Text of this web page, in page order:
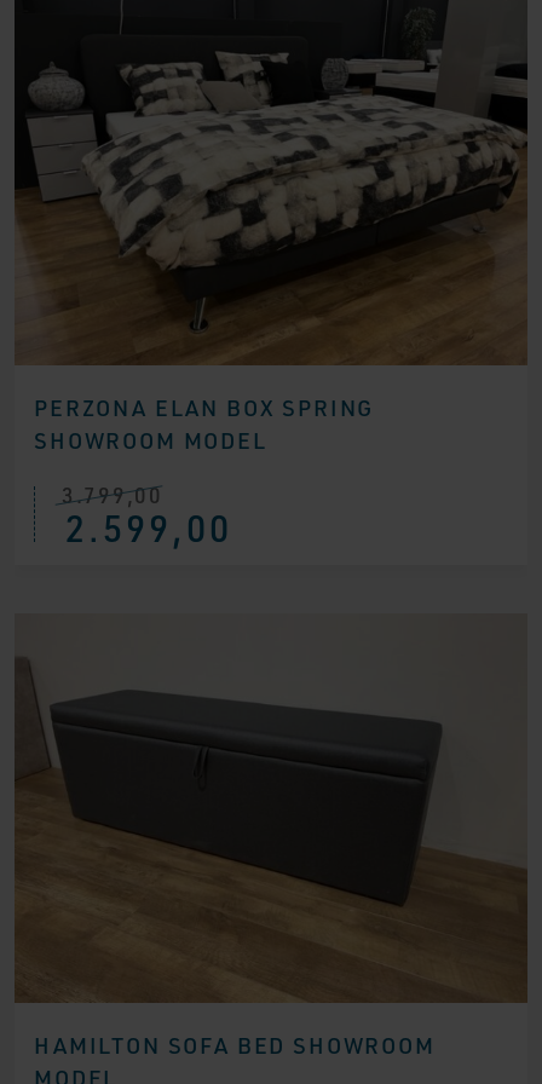
PERZONA ELAN BOX SPRING
SHOWROOM MODEL
3.799,00
Ursprünglicher
Preis
war:
2.599,00
Aktueller
Preis
ist:
HAMILTON SOFA BED SHOWROOM
MODEL